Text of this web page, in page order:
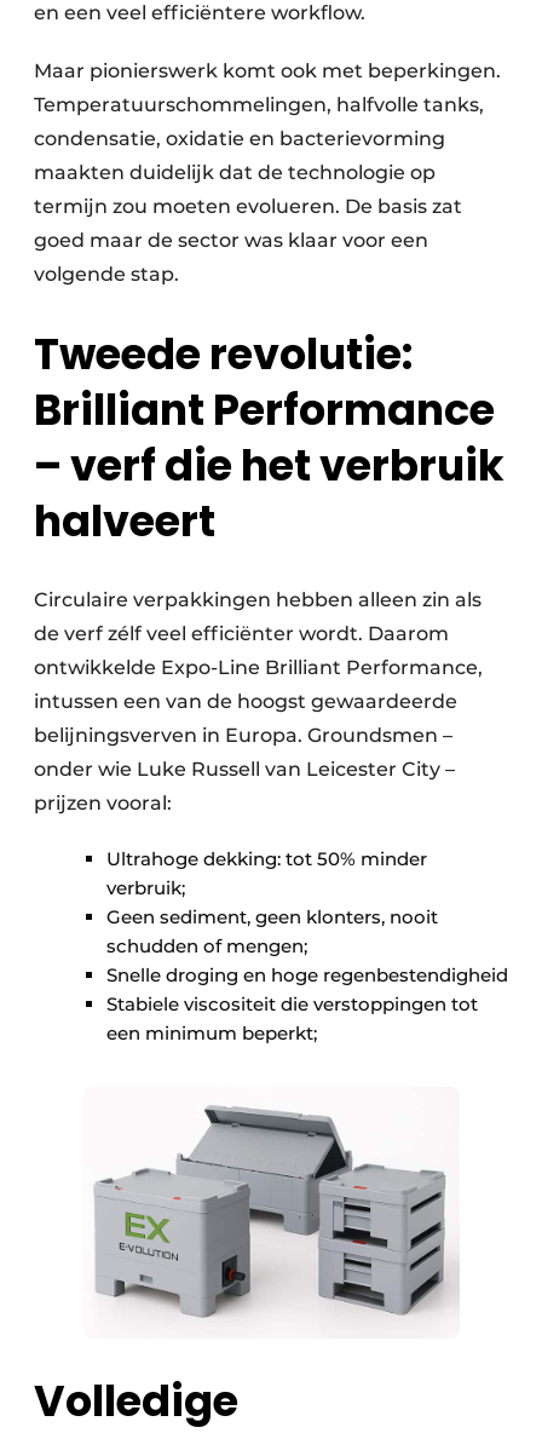
en een veel efficiëntere workflow.
Maar pionierswerk komt ook met beperkingen.
Temperatuurschommelingen, halfvolle tanks,
condensatie, oxidatie en bacterievorming
maakten duidelijk dat de technologie op
termijn zou moeten evolueren. De basis zat
goed maar de sector was klaar voor een
volgende stap.
Tweede revolutie:
Brilliant Performance
– verf die het verbruik
halveert
Circulaire verpakkingen hebben alleen zin als
de verf zélf veel efficiënter wordt. Daarom
ontwikkelde Expo-Line Brilliant Performance,
intussen een van de hoogst gewaardeerde
belijningsverven in Europa. Groundsmen –
onder wie Luke Russell van Leicester City –
prijzen vooral:
Ultrahoge dekking: tot 50% minder
verbruik;
Geen sediment, geen klonters, nooit
schudden of mengen;
Snelle droging en hoge regenbestendigheid
Stabiele viscositeit die verstoppingen tot
een minimum beperkt;
Volledige